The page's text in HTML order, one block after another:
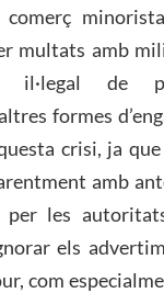
comerç
multats amb
il·legal de
formes
crisi, ja
amb
per les
els
com